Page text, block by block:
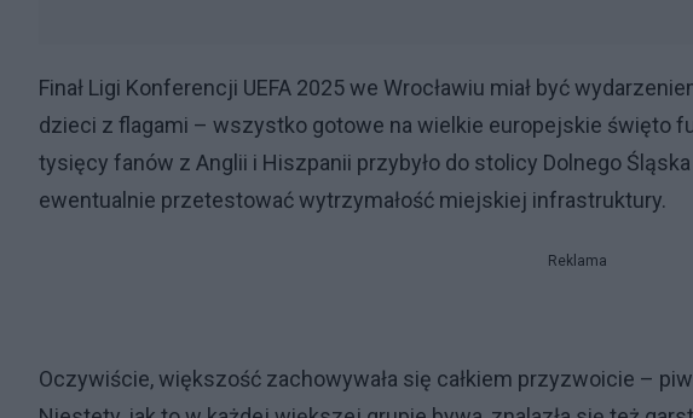
Finał Ligi Konferencji UEFA 2025 we Wrocławiu miał być
dzieci z flagami – wszystko gotowe na wielkie europejskie święto
tysięcy fanów z Anglii i Hiszpanii przybyło do stolicy Dolnego
ewentualnie przetestować wytrzymałość miejskiej infrastruktury.
Reklama
Oczywiście, większość zachowywała się całkiem przyzwoicie –